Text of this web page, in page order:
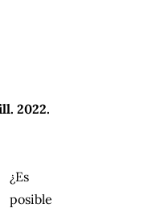
2022.
¿Es
posible